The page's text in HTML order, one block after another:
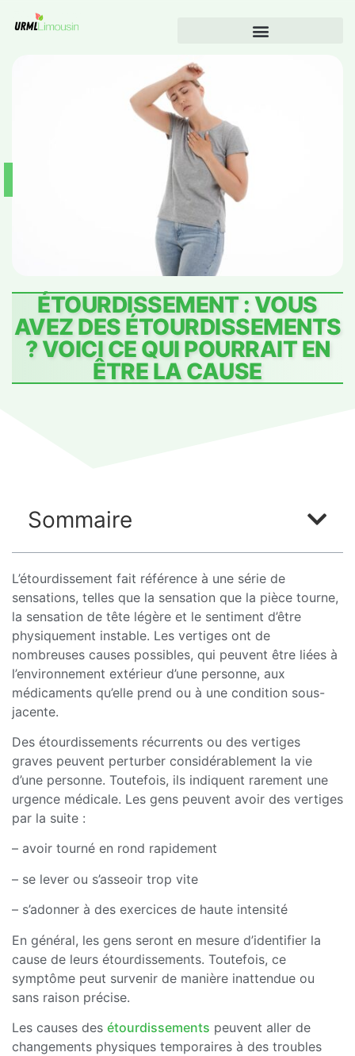
ÉTOURDISSEMENT : VOUS
AVEZ DES ÉTOURDISSEMENTS
? VOICI CE QUI POURRAIT EN
ÊTRE LA CAUSE
Sommaire
L’étourdissement fait référence à une série de
sensations, telles que la sensation que la pièce tourne,
la sensation de tête légère et le sentiment d’être
physiquement instable. Les vertiges ont de
nombreuses causes possibles, qui peuvent être liées à
l’environnement extérieur d’une personne, aux
médicaments qu’elle prend ou à une condition sous-
jacente.
Des étourdissements récurrents ou des vertiges
graves peuvent perturber considérablement la vie
d’une personne. Toutefois, ils indiquent rarement une
urgence médicale. Les gens peuvent avoir des vertiges
par la suite :
– avoir tourné en rond rapidement
– se lever ou s’asseoir trop vite
– s’adonner à des exercices de haute intensité
En général, les gens seront en mesure d’identifier la
cause de leurs étourdissements. Toutefois, ce
symptôme peut survenir de manière inattendue ou
sans raison précise.
Les causes des étourdissements peuvent aller de
changements physiques temporaires à des troubles